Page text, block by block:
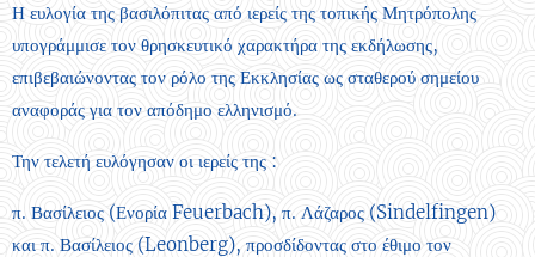
Η ευλογία της βασιλόπιτας από ιερείς της τοπικής Μητρόπολης
υπογράμμισε τον θρησκευτικό χαρακτήρα της εκδήλωσης,
επιβεβαιώνοντας τον ρόλο της Εκκλησίας ως σταθερού σημείου
αναφοράς για τον απόδημο ελληνισμό.
Την τελετή ευλόγησαν οι ιερείς της :
π. Βασίλειος (Ενορία Feuerbach), π. Λάζαρος (Sindelfingen)
και π. Βασίλειος (Leonberg), προσδίδοντας στο έθιμο τον